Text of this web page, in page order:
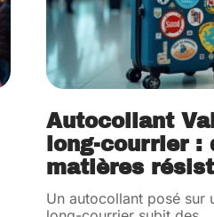
Autocollant
long-courrier :
matières
Un autocollant posé sur